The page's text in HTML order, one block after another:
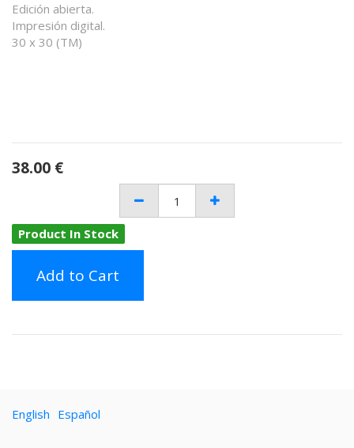
Edición abierta.
Impresión digital.
30 x 30 (TM)
38.00 €
Product In Stock
Add to Cart
English Español